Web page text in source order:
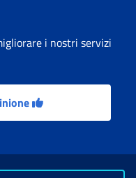
i nostri servizi